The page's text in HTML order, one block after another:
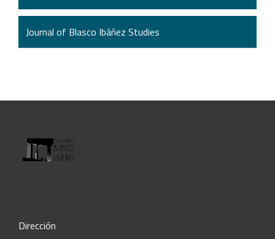
Journal of Blasco Ibáñez Studies
Dirección